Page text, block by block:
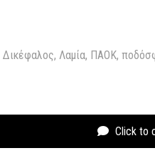
Δικέφαλος, Λαμία, ΠΑΟΚ,
Click to